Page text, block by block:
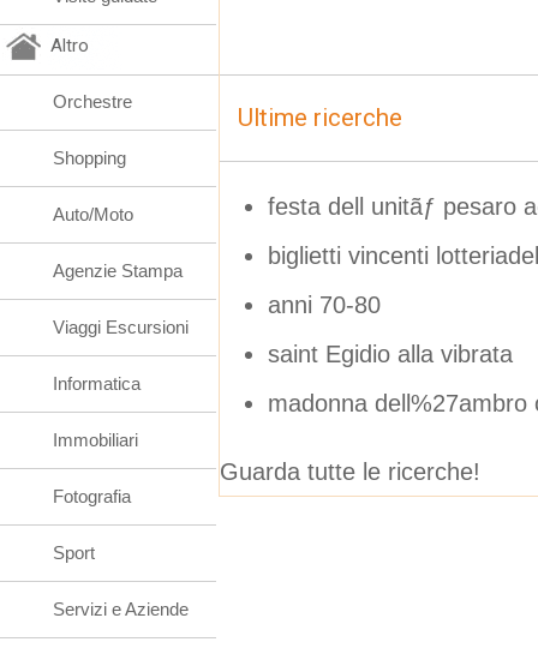
Ultime ricerche
festa dell unitãƒ pesaro
biglietti vincenti
anni 70-80
saint Egidio alla vibrata
madonna dell%27ambro
Guarda tutte le ricerche!
Altro
Orchestre
Shopping
Auto/Moto
Agenzie Stampa
Viaggi Escursioni
Informatica
Immobiliari
Fotografia
Sport
Servizi e Aziende